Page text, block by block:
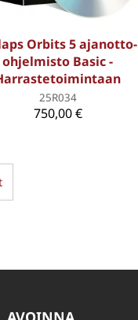
Orbits 5 ajanotto-
ohjelmisto Basic -
25R034
750,00 €